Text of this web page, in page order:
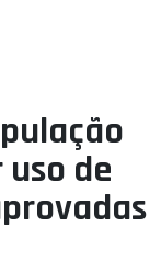
de